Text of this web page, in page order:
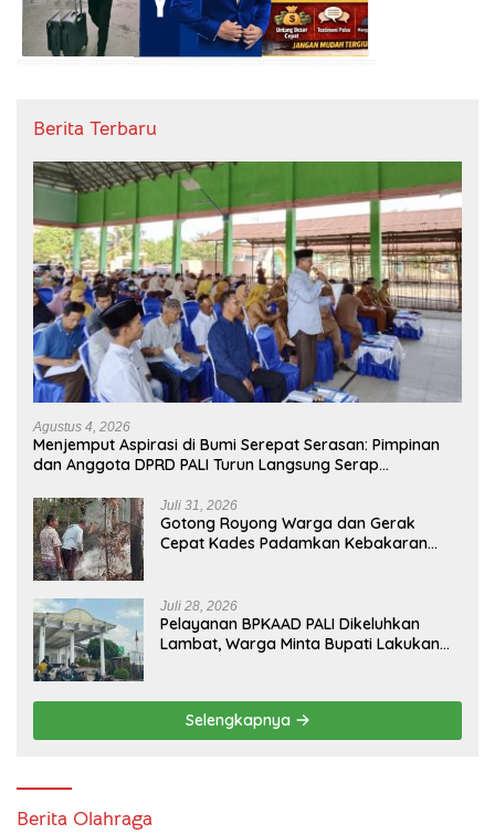
Berita Terbaru
Agustus 4, 2026
Menjemput Aspirasi di Bumi Serepat Serasan: Pimpinan
dan Anggota DPRD PALI Turun Langsung Serap
Juli 31, 2026
Gotong Royong Warga dan Gerak
Cepat Kades Padamkan Kebakaran
Juli 28, 2026
Pelayanan BPKAAD PALI Dikeluhkan
Lambat, Warga Minta Bupati Lakukan
Selengkapnya
Berita Olahraga